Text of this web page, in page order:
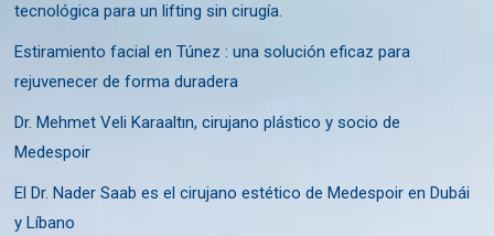
tecnológica para un lifting sin cirugía.
Estiramiento facial en Túnez : una solución eficaz para
rejuvenecer de forma duradera
Dr. Mehmet Veli Karaaltın, cirujano plástico y socio de
Medespoir
El Dr. Nader Saab es el cirujano estético de Medespoir en Dubái
y Líbano